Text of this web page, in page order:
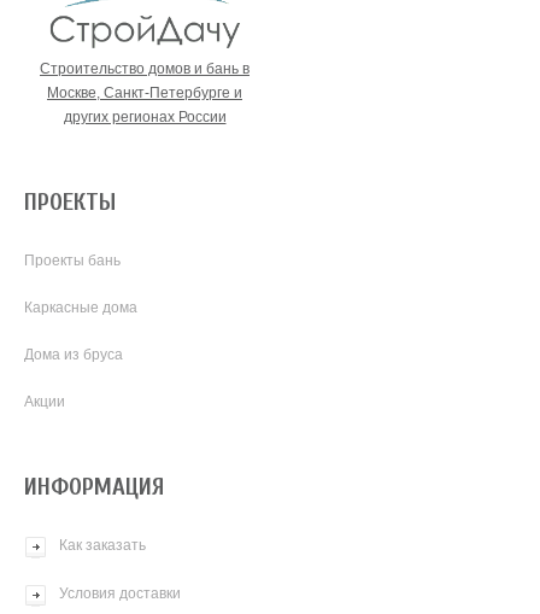
Строительство домов и бань в
Москве, Санкт-Петербурге и
других регионах России
ПРОЕКТЫ
Проекты бань
Каркасные дома
Дома из бруса
Акции
ИНФОРМАЦИЯ
Как заказать
Условия доставки